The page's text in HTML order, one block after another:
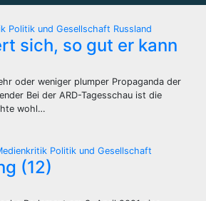
Politik und Gesellschaft Russland
sich, so gut er kann
oder weniger plumper Propaganda der
Bei der ARD-Tagesschau ist die
wohl…
Politik und Gesellschaft
(12)